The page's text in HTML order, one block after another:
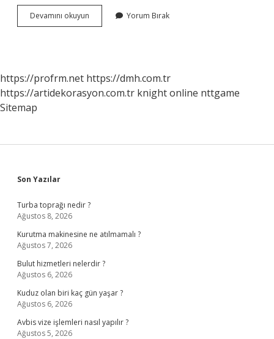
Devamını okuyun
Kablo
Yorum Bırak
https://profrm.net https://dmh.com.tr
https://artidekorasyon.com.tr knight online nttgame
Sitemap
Sidebar
Son Yazılar
Turba toprağı nedir ?
Ağustos 8, 2026
Kurutma makinesine ne atılmamalı ?
Ağustos 7, 2026
Bulut hizmetleri nelerdir ?
Ağustos 6, 2026
Kuduz olan biri kaç gün yaşar ?
Ağustos 6, 2026
Avbis vize işlemleri nasıl yapılır ?
Ağustos 5, 2026